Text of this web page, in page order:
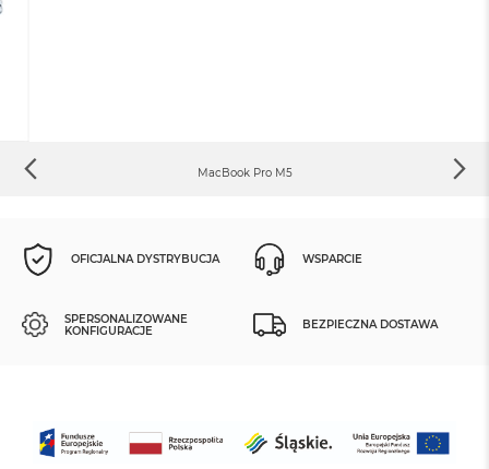
MacBook Pro M5
OFICJALNA DYSTRYBUCJA WSPARCIE
SPERSONALIZOWANE
KONFIGURACJE
BEZPIECZNA DOSTAWA